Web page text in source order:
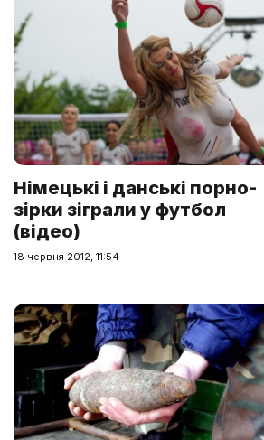
Німецькі і данські порно-
зірки зіграли у футбол
(відео)
18 червня 2012, 11:54